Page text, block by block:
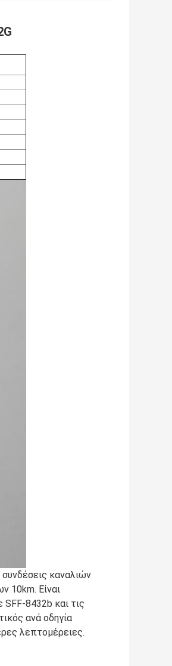
καναλιών
10km. Είναι
8432b και τις
ανά οδηγία
λεπτομέρειες.